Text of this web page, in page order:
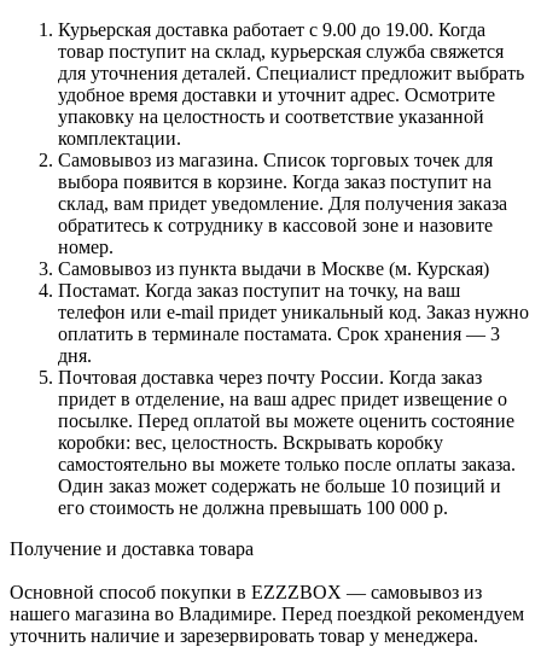
Курьерская доставка работает с 9.00 до 19.00. Когда
товар поступит на склад, курьерская служба свяжется
для уточнения деталей. Специалист предложит выбрать
удобное время доставки и уточнит адрес. Осмотрите
упаковку на целостность и соответствие указанной
комплектации.
Самовывоз из магазина. Список торговых точек для
выбора появится в корзине. Когда заказ поступит на
склад, вам придет уведомление. Для получения заказа
обратитесь к сотруднику в кассовой зоне и назовите
номер.
Самовывоз из пункта выдачи в Москве (м. Курская)
Постамат. Когда заказ поступит на точку, на ваш
телефон или e-mail придет уникальный код. Заказ нужно
оплатить в терминале постамата. Срок хранения — 3
дня.
Почтовая доставка через почту России. Когда заказ
придет в отделение, на ваш адрес придет извещение о
посылке. Перед оплатой вы можете оценить состояние
коробки: вес, целостность. Вскрывать коробку
самостоятельно вы можете только после оплаты заказа.
Один заказ может содержать не больше 10 позиций и
его стоимость не должна превышать 100 000 р.
Получение и доставка товара
Основной способ покупки в EZZZBOX — самовывоз из
нашего магазина во Владимире. Перед поездкой рекомендуем
уточнить наличие и зарезервировать товар у менеджера.